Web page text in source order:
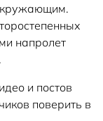
напролет
и постов
поверить в